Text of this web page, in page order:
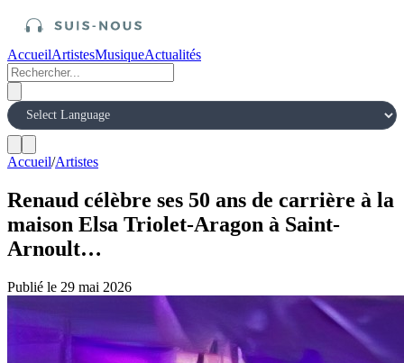
AccueilArtistesMusiqueActualités
Accueil/Artistes
Renaud célèbre ses 50 ans de carrière à la
maison Elsa Triolet-Aragon à Saint-
Arnoult…
Publié le 29 mai 2026